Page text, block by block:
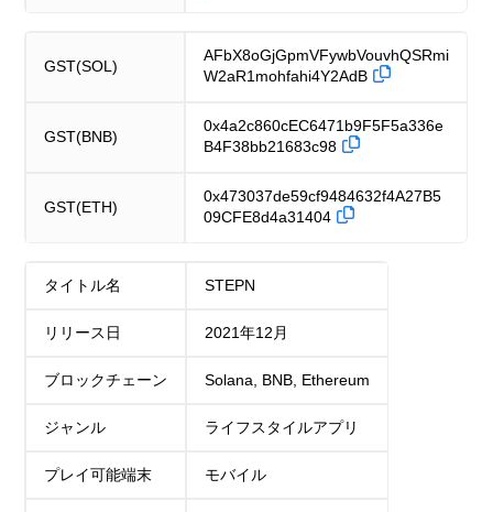
GST(SOL)
AFbX8oGjGpmVFywbVouvhQSRmi
W2aR1mohfahi4Y2AdB
GST(BNB)
0x4a2c860cEC6471b9F5F5a336e
B4F38bb21683c98
GST(ETH)
0x473037de59cf9484632f4A27B5
09CFE8d4a31404
タイトル名 STEPN
リリース日 2021年12月
ブロックチェーン Solana, BNB, Ethereum
ジャンル ライフスタイルアプリ
プレイ可能端末 モバイル